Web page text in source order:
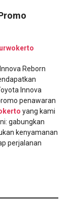
Reborn
Innova
penawaran
yang kami
gabungkan
kenyamanan
perjalanan